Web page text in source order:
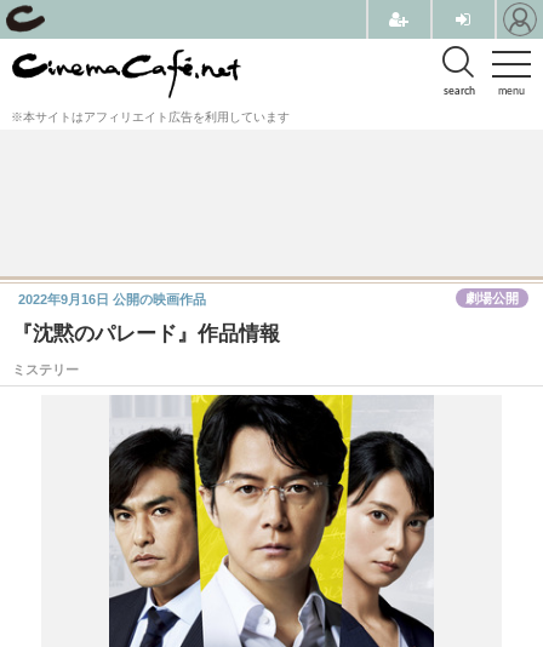
menu
search
※本サイトはアフィリエイト広告を利用しています
『沈黙のパレード』作品情報
ミステリー
2022年9月16日 公開の映画作品 劇場公開